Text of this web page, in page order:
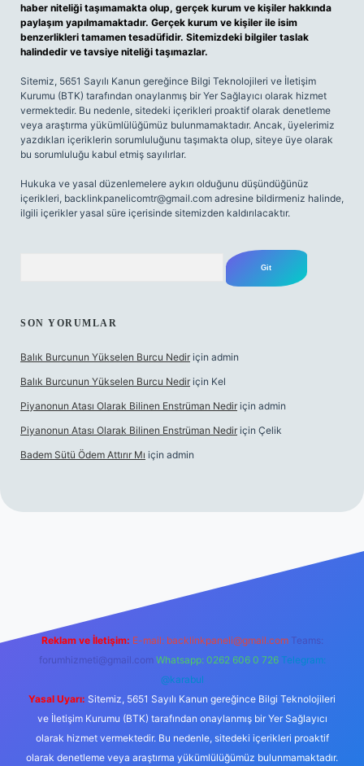
haber niteliği taşımamakta olup, gerçek kurum ve kişiler hakkında
paylaşım yapılmamaktadır. Gerçek kurum ve kişiler ile isim
benzerlikleri tamamen tesadüfidir. Sitemizdeki bilgiler taslak
halindedir ve tavsiye niteliği taşımazlar.
Sitemiz, 5651 Sayılı Kanun gereğince Bilgi Teknolojileri ve İletişim
Kurumu (BTK) tarafından onaylanmış bir Yer Sağlayıcı olarak hizmet
vermektedir. Bu nedenle, sitedeki içerikleri proaktif olarak denetleme
veya araştırma yükümlülüğümüz bulunmamaktadır. Ancak, üyelerimiz
yazdıkları içeriklerin sorumluluğunu taşımakta olup, siteye üye olarak
bu sorumluluğu kabul etmiş sayılırlar.
Hukuka ve yasal düzenlemelere aykırı olduğunu düşündüğünüz
içerikleri, backlinkpanelicomtr@gmail.com adresine bildirmeniz halinde,
ilgili içerikler yasal süre içerisinde sitemizden kaldırılacaktır.
SON YORUMLAR
Balık Burcunun Yükselen Burcu Nedir için admin
Balık Burcunun Yükselen Burcu Nedir için Kel
Piyanonun Atası Olarak Bilinen Enstrüman Nedir için admin
Piyanonun Atası Olarak Bilinen Enstrüman Nedir için Çelik
Badem Sütü Ödem Attırır Mı için admin
Reklam ve İletişim: E-mail: backlinkpaneli@gmail.com Teams:
forumhizmeti@gmail.com Whatsapp: 0262 606 0 726 Telegram:
@karabul
Yasal Uyarı: Sitemiz, 5651 Sayılı Kanun gereğince Bilgi Teknolojileri
ve İletişim Kurumu (BTK) tarafından onaylanmış bir Yer Sağlayıcı
olarak hizmet vermektedir. Bu nedenle, sitedeki içerikleri proaktif
olarak denetleme veya araştırma yükümlülüğümüz bulunmamaktadır.